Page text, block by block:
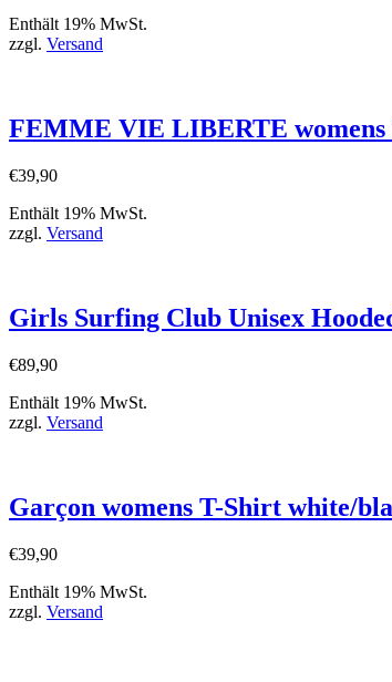
Enthält 19% MwSt.
zzgl. Versand
FEMME VIE LIBERTE womens
€39,90
Enthält 19% MwSt.
zzgl. Versand
Girls Surfing Club Unisex
€89,90
Enthält 19% MwSt.
zzgl. Versand
Garçon womens T-Shirt white/
€39,90
Enthält 19% MwSt.
zzgl. Versand